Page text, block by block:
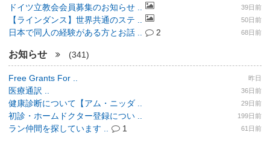
ドイツ立教会会員募集のお知らせ .. 39日前
【ラインダンス】世界共通のステ .. 50日前
日本で同人の経験がある方とお話 .. 2 68日前
お知らせ (341)
Free Grants For .. 昨日
医療通訳 .. 36日前
健康診断について【アム・ニッダ .. 29日前
初診・ホームドクター登録につい .. 199日前
ラン仲間を探しています .. 1 61日前